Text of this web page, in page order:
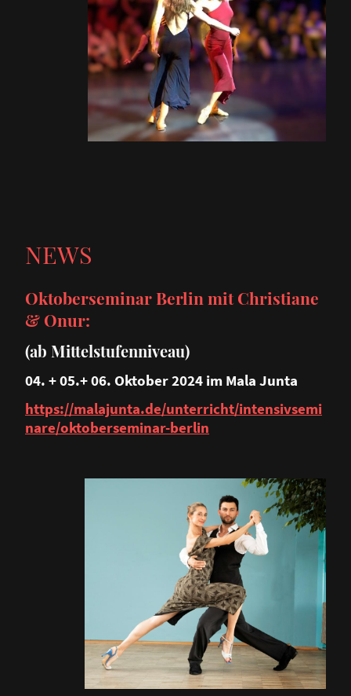
NEWS
Oktoberseminar Berlin mit Christiane
& Onur:
(ab Mittelstufenniveau)
04. + 05.+ 06. Oktober 2024 im Mala Junta
https://malajunta.de/unterricht/intensivsemi
nare/oktoberseminar-berlin